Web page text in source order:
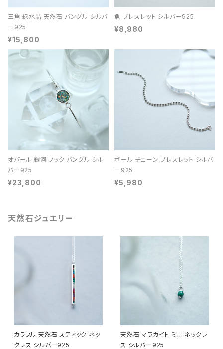
三角 緑水晶 天然石 バングル シルバ
ー925
¥15,800
魚 ブレスレット シルバー925
¥8,980
オパール 銀河 フック バングル シル
バー925
¥23,800
ボール チェーン ブレスレット シルバ
ー925
¥5,980
天然石ジュエリー
カラフル 天然石 スティック ネッ
クレス シルバー925
天然石 マラカイト ミニ ネックレ
ス シルバー925